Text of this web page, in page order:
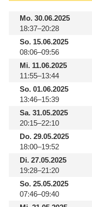
Mo.30.06.2025
18:37–20:28
So.15.06.2025
08:06–09:56
Mi.11.06.2025
11:55–13:44
So.01.06.2025
13:46–15:39
Sa.31.05.2025
20:15–22:10
Do.29.05.2025
18:00–19:52
Di.27.05.2025
19:28–21:20
So.25.05.2025
07:46–09:40